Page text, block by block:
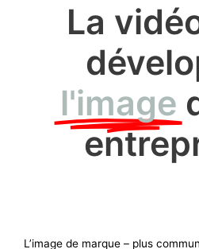
La
l'image
L’image de marque – plus